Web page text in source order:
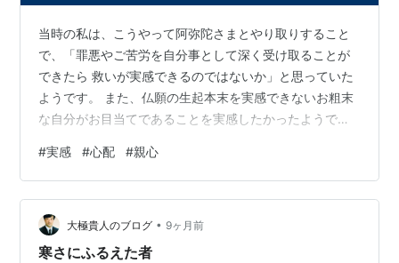
当時の私は、こうやって阿弥陀さまとやり取りすること
で、「罪悪やご苦労を自分事として深く受け取ることが
できたら 救いが実感できるのではないか」と思っていた
ようです。 また、仏願の生起本末を実感できないお粗末
な自分がお目当てであることを実感したかったようで
えていたのでしょう。 延々と続くやり取りの中で、当時
の気持ちをあらわしているコメントを見つけました。 ・
ちゃんと聴いてるけど、なんかスッキリしない… ・おっ
しゃってる日本語の意味は分かるけど、でも…分からな
い… ・お粗末な俺だからこそ南無阿弥陀仏が作られた、
#実感 #心配 #親心
大極貴人のブログ • 9ヶ月前
寒さにふるえた者